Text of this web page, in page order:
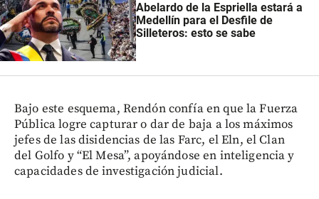
Abelardo de la Espriella estará a
Medellín para el Desfile de
Silleteros: esto se sabe
Bajo este esquema, Rendón confía en que la Fuerza
Pública logre capturar o dar de baja a los máximos
jefes de las disidencias de las Farc, el Eln, el Clan
del Golfo y “El Mesa”, apoyándose en inteligencia y
capacidades de investigación judicial.